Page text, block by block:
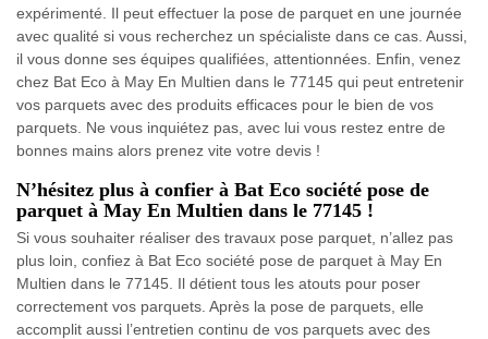
expérimenté. Il peut effectuer la pose de parquet en une journée
avec qualité si vous recherchez un spécialiste dans ce cas. Aussi,
il vous donne ses équipes qualifiées, attentionnées. Enfin, venez
chez Bat Eco à May En Multien dans le 77145 qui peut entretenir
vos parquets avec des produits efficaces pour le bien de vos
parquets. Ne vous inquiétez pas, avec lui vous restez entre de
bonnes mains alors prenez vite votre devis !
N’hésitez plus à confier à Bat Eco société pose de
parquet à May En Multien dans le 77145 !
Si vous souhaiter réaliser des travaux pose parquet, n’allez pas
plus loin, confiez à Bat Eco société pose de parquet à May En
Multien dans le 77145. Il détient tous les atouts pour poser
correctement vos parquets. Après la pose de parquets, elle
accomplit aussi l’entretien continu de vos parquets avec des